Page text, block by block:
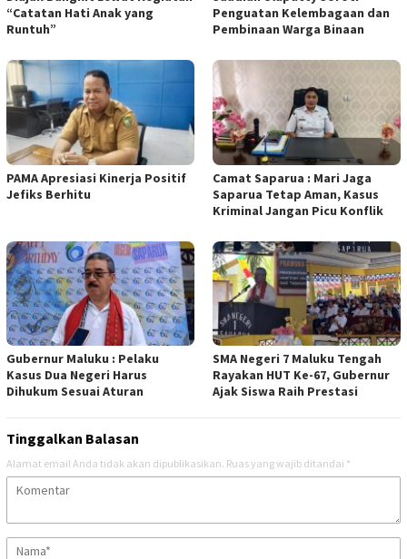
“Catatan Hati Anak yang
Runtuh”
Penguatan Kelembagaan dan
Pembinaan Warga Binaan
PAMA Apresiasi Kinerja Positif
Jefiks Berhitu
Camat Saparua : Mari Jaga
Saparua Tetap Aman, Kasus
Kriminal Jangan Picu Konflik
Gubernur Maluku : Pelaku
Kasus Dua Negeri Harus
Dihukum Sesuai Aturan
SMA Negeri 7 Maluku Tengah
Rayakan HUT Ke-67, Gubernur
Ajak Siswa Raih Prestasi
Tinggalkan Balasan
Alamat email Anda tidak akan dipublikasikan. Ruas yang wajib ditandai *